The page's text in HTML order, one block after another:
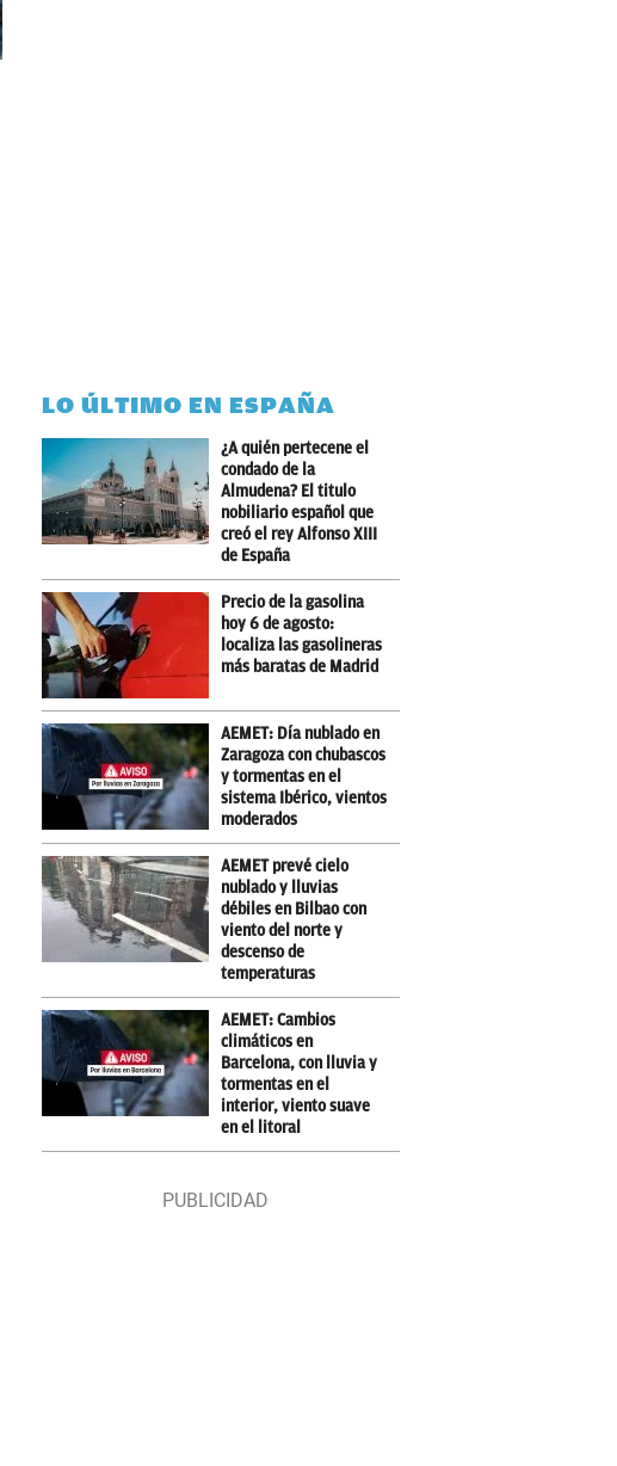
LO ÚLTIMO EN ESPAÑA
¿A quién pertecene el
condado de la
Almudena? El titulo
nobiliario español que
creó el rey Alfonso XIII
de España
Precio de la gasolina
hoy 6 de agosto:
localiza las gasolineras
más baratas de Madrid
AEMET: Día nublado en
Zaragoza con chubascos
y tormentas en el
sistema Ibérico, vientos
moderados
AEMET prevé cielo
nublado y lluvias
débiles en Bilbao con
viento del norte y
descenso de
temperaturas
AEMET: Cambios
climáticos en
Barcelona, con lluvia y
tormentas en el
interior, viento suave
en el litoral